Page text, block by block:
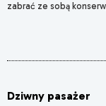
zabrać ze sobą
Dziwny pasażer